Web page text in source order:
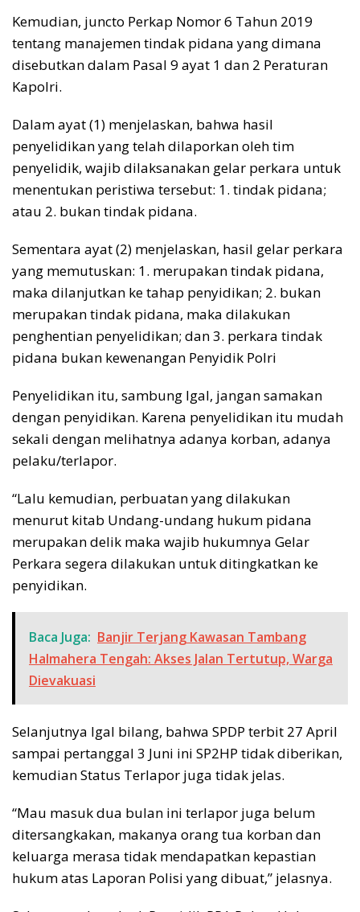
Kemudian, juncto Perkap Nomor 6 Tahun 2019
tentang manajemen tindak pidana yang dimana
disebutkan dalam Pasal 9 ayat 1 dan 2 Peraturan
Kapolri.
Dalam ayat (1) menjelaskan, bahwa hasil
penyelidikan yang telah dilaporkan oleh tim
penyelidik, wajib dilaksanakan gelar perkara untuk
menentukan peristiwa tersebut: 1. tindak pidana;
atau 2. bukan tindak pidana.
Sementara ayat (2) menjelaskan, hasil gelar perkara
yang memutuskan: 1. merupakan tindak pidana,
maka dilanjutkan ke tahap penyidikan; 2. bukan
merupakan tindak pidana, maka dilakukan
penghentian penyelidikan; dan 3. perkara tindak
pidana bukan kewenangan Penyidik Polri
Penyelidikan itu, sambung Igal, jangan samakan
dengan penyidikan. Karena penyelidikan itu mudah
sekali dengan melihatnya adanya korban, adanya
pelaku/terlapor.
“Lalu kemudian, perbuatan yang dilakukan
menurut kitab Undang-undang hukum pidana
merupakan delik maka wajib hukumnya Gelar
Perkara segera dilakukan untuk ditingkatkan ke
penyidikan.
Baca Juga: Banjir Terjang Kawasan Tambang
Halmahera Tengah: Akses Jalan Tertutup, Warga
Dievakuasi
Selanjutnya Igal bilang, bahwa SPDP terbit 27 April
sampai pertanggal 3 Juni ini SP2HP tidak diberikan,
kemudian Status Terlapor juga tidak jelas.
“Mau masuk dua bulan ini terlapor juga belum
ditersangkakan, makanya orang tua korban dan
keluarga merasa tidak mendapatkan kepastian
hukum atas Laporan Polisi yang dibuat,” jelasnya.